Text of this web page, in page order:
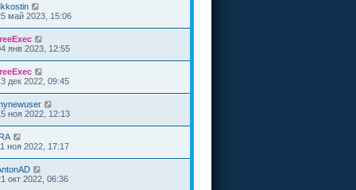
май 2023, 15:06
янв 2023, 12:55
дек 2022, 09:45
ноя 2022, 12:13
ноя 2022, 17:17
окт 2022, 06:36